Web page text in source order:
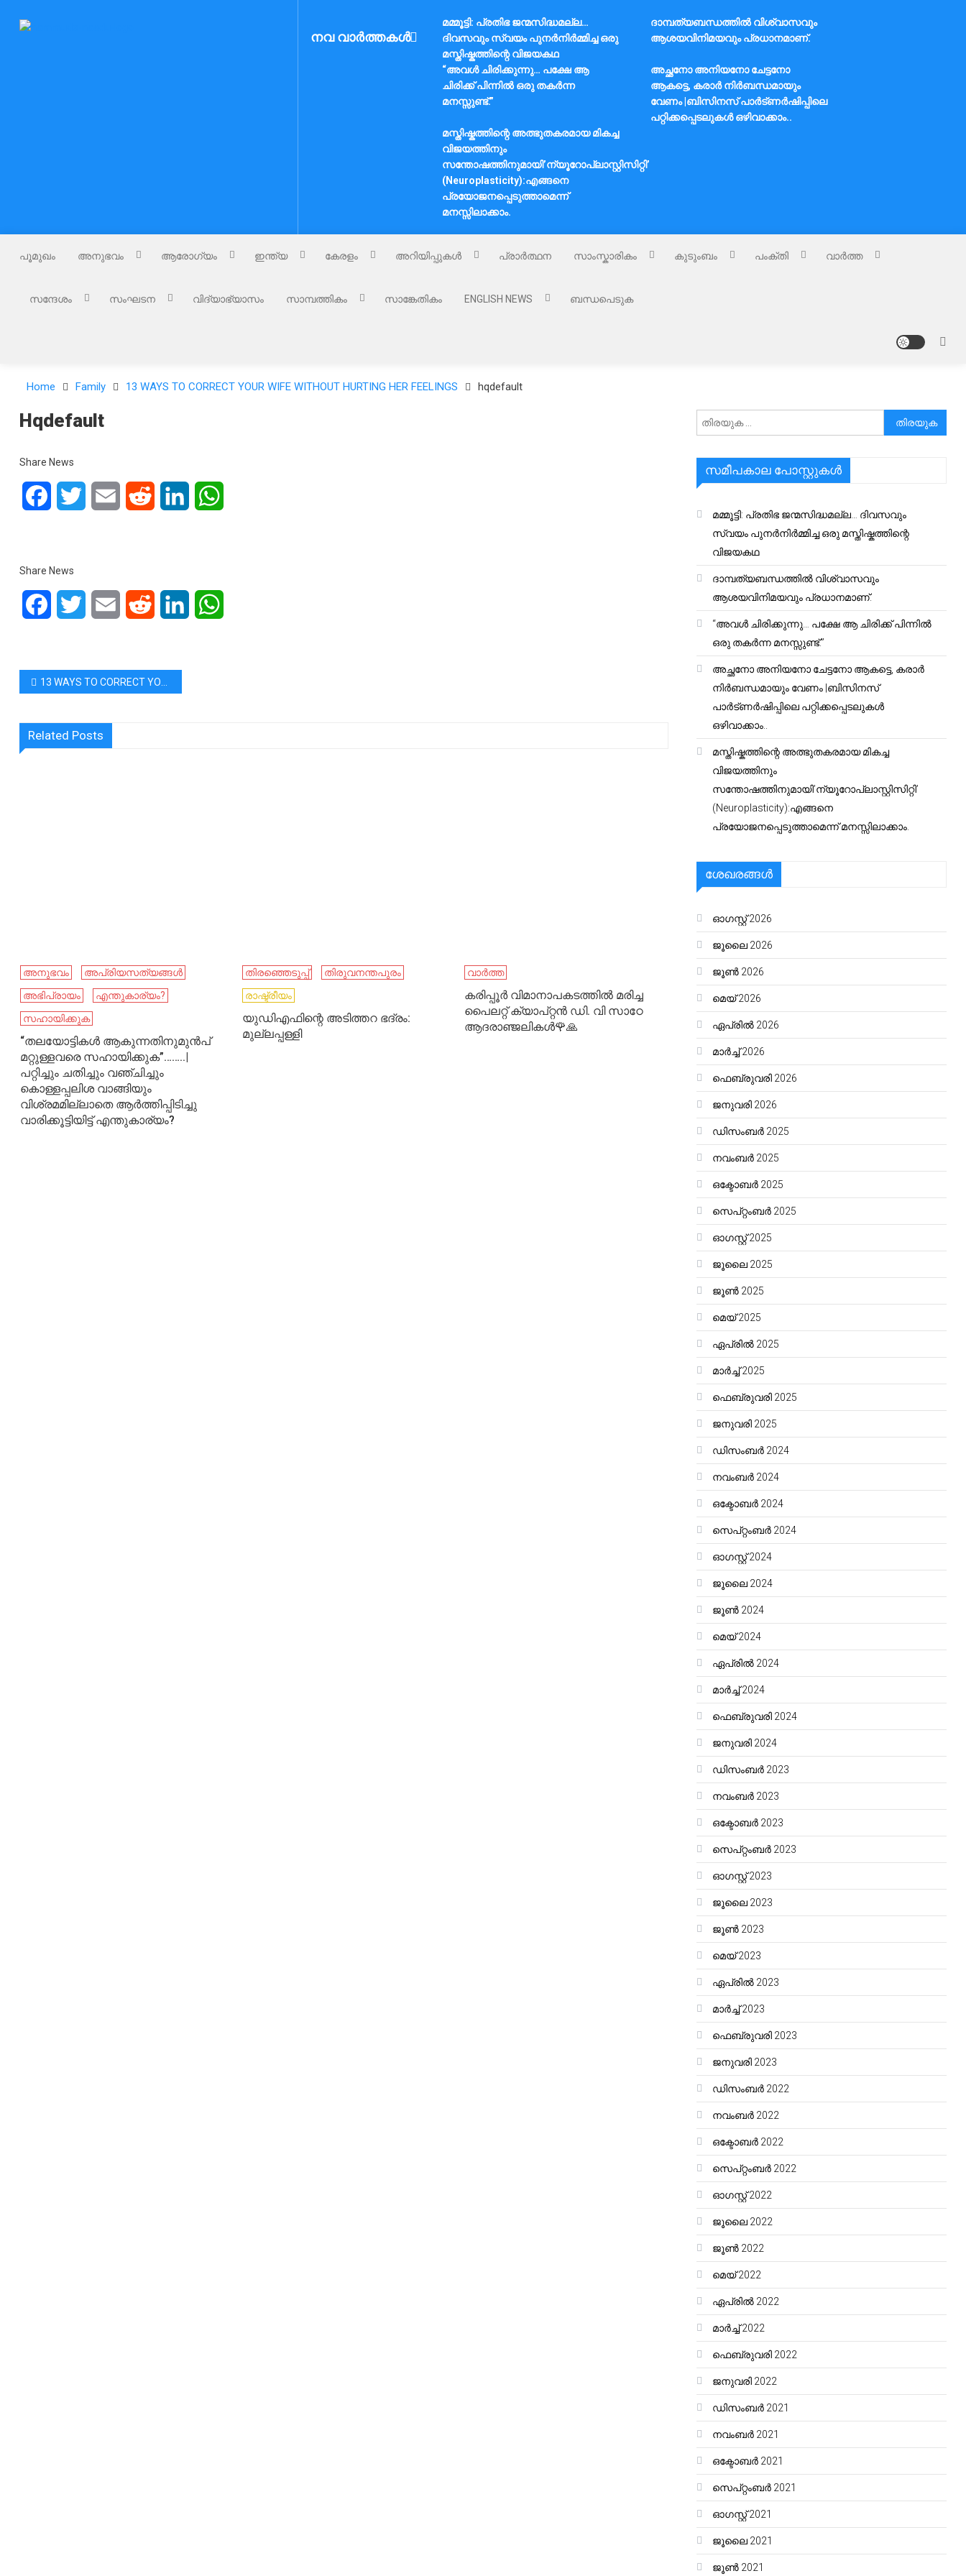
Nammude Naadu നവ വാർത്തകൾ
മമ്മൂട്ടി: പ്രതിഭ ജന്മസിദ്ധമല്ല…
ദിവസവും സ്വയം പുനർനിർമ്മിച്ച ഒരു
മസ്തിഷ്കത്തിന്റെ വിജയകഥ
ദാമ്പത്യബന്ധത്തിൽ വിശ്വാസവും
ആശയവിനിമയവും പ്രധാനമാണ്.
“അവൾ ചിരിക്കുന്നു… പക്ഷേ ആ
ചിരിക്ക് പിന്നിൽ ഒരു തകർന്ന
മനസ്സുണ്ട്.”
അച്ഛനോ അനിയനോ ചേട്ടനോ
ആകട്ടെ, കരാർ നിർബന്ധമായും
വേണം |ബിസിനസ് പാർട്ണർഷിപ്പിലെ
പറ്റിക്കപ്പെടലുകൾ ഒഴിവാക്കാം..
മസ്തിഷ്കത്തിന്റെ അത്ഭുതകരമായ മികച്ച
വിജയത്തിനും
സന്തോഷത്തിനുമായി’ന്യൂറോപ്ലാസ്റ്റിസിറ്റി’
(Neuroplasticity):എങ്ങനെ
പ്രയോജനപ്പെടുത്താമെന്ന്
മനസ്സിലാക്കാം.
പൂമുഖം അനുഭവം ആരോഗ്യം ഇന്ത്യ കേരളം അറിയിപ്പുകൾ പ്രാർത്ഥന സാംസ്കാരികം കുടുംബം പംക്തി വാർത്ത
സന്ദേശം സംഘടന വിദ്യാഭ്യാസം സാമ്പത്തികം സാങ്കേതികം ENGLISH NEWS ബന്ധപെടുക
Home Family 13 WAYS TO CORRECT YOUR WIFE WITHOUT HURTING HER FEELINGS hqdefault
Hqdefault
Share News
FacebookTwitter Email Reddit LinkedIn
Share News
FacebookTwitter Email Reddit LinkedIn
പോസ്റ്റുകളിലൂടെ
13 WAYS TO CORRECT YOUR WIFE WITHOUT HURTING HER FEELINGS
Related Posts
അനുഭവം
അപ്രിയസത്യങ്ങൾ
അഭിപ്രായം
എന്തുകാര്യം?
സഹായിക്കുക
“തലയോട്ടികൾ ആകുന്നതിനുമുൻപ്‌
മറ്റുള്ളവരെ സഹായിക്കുക”……..|
പറ്റിച്ചും ചതിച്ചും വഞ്ചിച്ചും
കൊള്ളപ്പലിശ വാങ്ങിയും
വിശ്രമമില്ലാതെ ആർത്തിപ്പിടിച്ചു
വാരിക്കൂട്ടിയിട്ട് എന്തുകാര്യം?
തിരഞ്ഞെടുപ്പ്
തിരുവനന്തപുരം
രാഷ്ട്രീയം
യുഡിഎഫിന്റെ അടിത്തറ ഭദ്രം:
മുല്ലപ്പള്ളി
വാർത്ത
കരിപ്പൂർ വിമാനാപകടത്തിൽ മരിച്ച
പൈലറ്റ് ക്യാപ്റ്റൻ ഡി. വി സാഠേ
ആദരാഞ്ജലികൾ🌹🙏
അനേഷിക്കുക
സമീപകാല പോസ്റ്റുകൾ
മമ്മൂട്ടി: പ്രതിഭ ജന്മസിദ്ധമല്ല… ദിവസവും
സ്വയം പുനർനിർമ്മിച്ച ഒരു മസ്തിഷ്കത്തിന്റെ
വിജയകഥ
ദാമ്പത്യബന്ധത്തിൽ വിശ്വാസവും
ആശയവിനിമയവും പ്രധാനമാണ്.
“അവൾ ചിരിക്കുന്നു… പക്ഷേ ആ ചിരിക്ക് പിന്നിൽ
ഒരു തകർന്ന മനസ്സുണ്ട്.”
അച്ഛനോ അനിയനോ ചേട്ടനോ ആകട്ടെ, കരാർ
നിർബന്ധമായും വേണം |ബിസിനസ്
പാർട്ണർഷിപ്പിലെ പറ്റിക്കപ്പെടലുകൾ
ഒഴിവാക്കാം..
മസ്തിഷ്കത്തിന്റെ അത്ഭുതകരമായ മികച്ച
വിജയത്തിനും
സന്തോഷത്തിനുമായി’ന്യൂറോപ്ലാസ്റ്റിസിറ്റി’
(Neuroplasticity):എങ്ങനെ
പ്രയോജനപ്പെടുത്താമെന്ന് മനസ്സിലാക്കാം.
ശേഖരങ്ങൾ
ഓഗസ്റ്റ്‌ 2026
ജൂലൈ 2026
ജൂൺ 2026
മെയ്‌ 2026
ഏപ്രിൽ 2026
മാർച്ച്‌ 2026
ഫെബ്രുവരി 2026
ജനുവരി 2026
ഡിസംബർ 2025
നവംബർ 2025
ഒക്ടോബർ 2025
സെപ്റ്റംബർ 2025
ഓഗസ്റ്റ്‌ 2025
ജൂലൈ 2025
ജൂൺ 2025
മെയ്‌ 2025
ഏപ്രിൽ 2025
മാർച്ച്‌ 2025
ഫെബ്രുവരി 2025
ജനുവരി 2025
ഡിസംബർ 2024
നവംബർ 2024
ഒക്ടോബർ 2024
സെപ്റ്റംബർ 2024
ഓഗസ്റ്റ്‌ 2024
ജൂലൈ 2024
ജൂൺ 2024
മെയ്‌ 2024
ഏപ്രിൽ 2024
മാർച്ച്‌ 2024
ഫെബ്രുവരി 2024
ജനുവരി 2024
ഡിസംബർ 2023
നവംബർ 2023
ഒക്ടോബർ 2023
സെപ്റ്റംബർ 2023
ഓഗസ്റ്റ്‌ 2023
ജൂലൈ 2023
ജൂൺ 2023
മെയ്‌ 2023
ഏപ്രിൽ 2023
മാർച്ച്‌ 2023
ഫെബ്രുവരി 2023
ജനുവരി 2023
ഡിസംബർ 2022
നവംബർ 2022
ഒക്ടോബർ 2022
സെപ്റ്റംബർ 2022
ഓഗസ്റ്റ്‌ 2022
ജൂലൈ 2022
ജൂൺ 2022
മെയ്‌ 2022
ഏപ്രിൽ 2022
മാർച്ച്‌ 2022
ഫെബ്രുവരി 2022
ജനുവരി 2022
ഡിസംബർ 2021
നവംബർ 2021
ഒക്ടോബർ 2021
സെപ്റ്റംബർ 2021
ഓഗസ്റ്റ്‌ 2021
ജൂലൈ 2021
ജൂൺ 2021